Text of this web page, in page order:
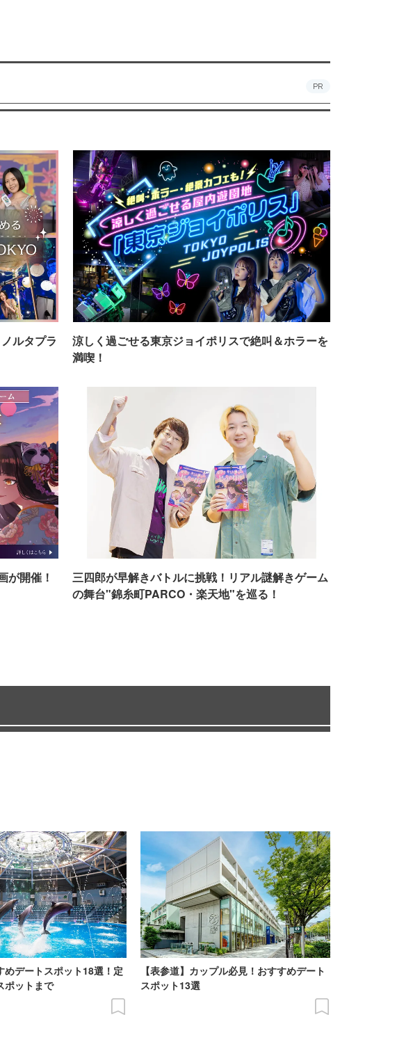
PR
ルタプラ
涼しく過ごせる東京ジョイポリスで絶叫＆ホラーを
満喫！
が開催！
三四郎が早解きバトルに挑戦！リアル謎解きゲーム
の舞台"錦糸町PARCO・楽天地"を巡る！
めデートスポット18選！定
ポットまで
【表参道】カップル必見！おすすめデート
スポット13選